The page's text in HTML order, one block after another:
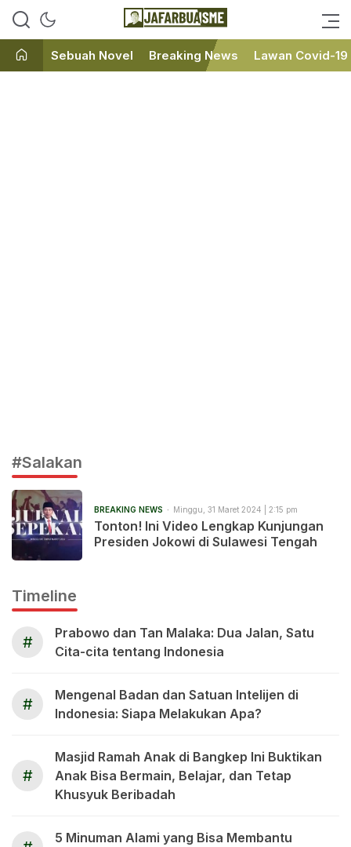
JafarBua
Ini bukan Media Online, Ini
Sebuah Novel Breaking News Lawan Covid-19
#Salakan
BREAKING NEWS Minggu, 31 Maret 2024 | 2:15 pm
Tonton! Ini Video Lengkap Kunjungan
Presiden Jokowi di Sulawesi Tengah
Timeline
#
Prabowo dan Tan Malaka: Dua Jalan, Satu
Cita-cita tentang Indonesia
#
Mengenal Badan dan Satuan Intelijen di
Indonesia: Siapa Melakukan Apa?
#
Masjid Ramah Anak di Bangkep Ini Buktikan
Anak Bisa Bermain, Belajar, dan Tetap
Khusyuk Beribadah
5 Minuman Alami yang Bisa Membantu